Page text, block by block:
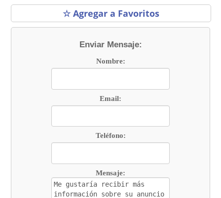
☆ Agregar a Favoritos
Enviar Mensaje:
Nombre:
Email:
Teléfono:
Mensaje: